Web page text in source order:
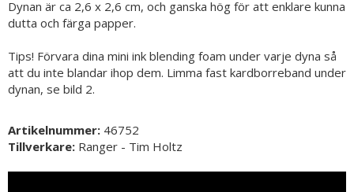
Dynan är ca 2,6 x 2,6 cm, och ganska hög för att enklare kunna
dutta och färga papper.
Tips! Förvara dina mini ink blending foam under varje dyna så
att du inte blandar ihop dem. Limma fast kardborreband under
dynan, se bild 2.
Artikelnummer: 46752
Tillverkare: Ranger - Tim Holtz